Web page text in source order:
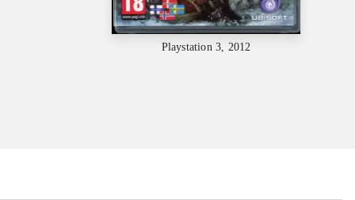
Playstation 3, 2012